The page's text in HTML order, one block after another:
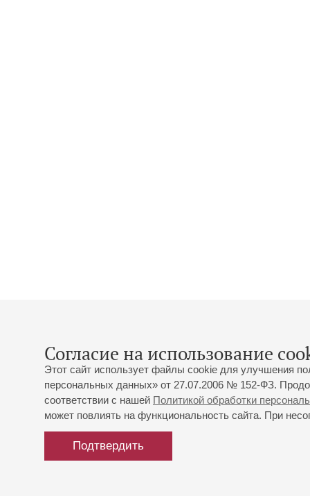
Согласие на использование
Этот сайт использует файлы cookie для улучшения
персональных данных» от 27.07.2006 № 152-ФЗ.
соответствии с нашей Политикой обработки
может повлиять на функциональность сайта. При
Подтвердить